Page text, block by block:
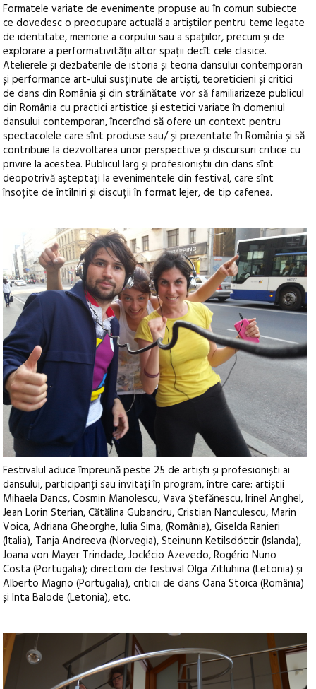
Formatele variate de evenimente propuse au în comun subiecte
ce dovedesc o preocupare actuală a artiștilor pentru teme legate
de identitate, memorie a corpului sau a spațiilor, precum și de
explorare a performativității altor spații decît cele clasice.
Atelierele și dezbaterile de istoria și teoria dansului contemporan
și performance art-ului susținute de artiști, teoreticieni și critici
de dans din România și din străinătate vor să familiarizeze publicul
din România cu practici artistice și estetici variate în domeniul
dansului contemporan, încercînd să ofere un context pentru
spectacolele care sînt produse sau/ și prezentate în România și să
contribuie la dezvoltarea unor perspective și discursuri critice cu
privire la acestea. Publicul larg și profesioniștii din dans sînt
deopotrivă așteptați la evenimentele din festival, care sînt
însoțite de întîlniri și discuții în format lejer, de tip cafenea.
Festivalul aduce împreună peste 25 de artiști și profesioniști ai
dansului, participanți sau invitați în program, între care: artiștii
Mihaela Dancs, Cosmin Manolescu, Vava Ștefănescu, Irinel Anghel,
Jean Lorin Sterian, Cătălina Gubandru, Cristian Nanculescu, Marin
Voica, Adriana Gheorghe, Iulia Sima, (România), Giselda Ranieri
(Italia), Tanja Andreeva (Norvegia), Steinunn Ketilsdóttir (Islanda),
Joana von Mayer Trindade, Joclécio Azevedo, Rogério Nuno
Costa (Portugalia); directorii de festival Olga Zitluhina (Letonia) și
Alberto Magno (Portugalia), criticii de dans Oana Stoica (România)
și Inta Balode (Letonia), etc.